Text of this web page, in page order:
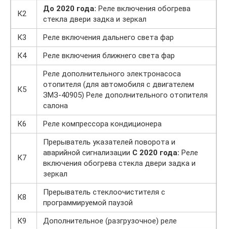
К2
До 2020 года: Реле включения обогрева
стекла двери задка и зеркал
К3
Реле включения дальнего света фар
К4
Реле включения ближнего света фар
К5
Реле дополнительного электронасоса
отопителя (для автомобиля с двигателем
ЗМЗ-40905) Реле дополнительного отопителя
салона
К6
Реле компрессора кондиционера
К7
Прерыватель указателей поворота и
аварийной сигнализации С 2020 года: Реле
включения обогрева стекла двери задка и
зеркал
К8
Прерыватель стеклоочистителя с
программируемой паузой
К9
Дополнительное (разгрузочное) реле